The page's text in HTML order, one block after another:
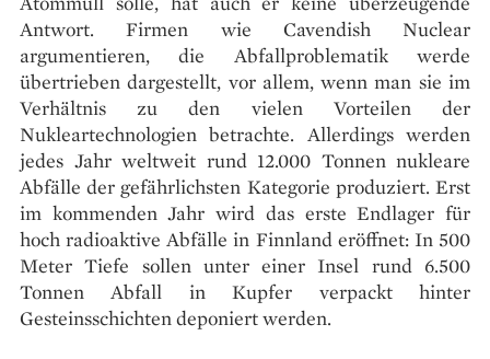
Antwort. Firmen wie Cavendish Nuclear
argumentieren, die Abfallproblematik werde
übertrieben dargestellt, vor allem, wenn man sie im
Verhältnis zu den vielen Vorteilen der
Nukleartechnologien betrachte. Allerdings werden
jedes Jahr weltweit rund 12.000 Tonnen nukleare
Abfälle der gefährlichsten Kategorie produziert. Erst
im kommenden Jahr wird das erste Endlager für
hoch radioaktive Abfälle in Finnland eröffnet: In 500
Meter Tiefe sollen unter einer Insel rund 6.500
Tonnen Abfall in Kupfer verpackt hinter
Gesteinsschichten deponiert werden.